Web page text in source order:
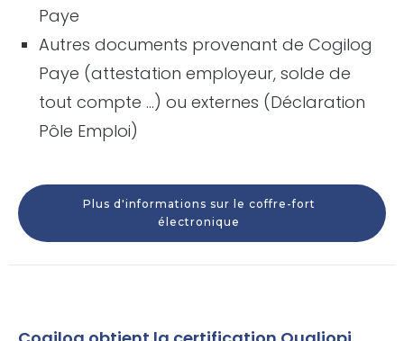
Paye
Autres documents provenant de Cogilog
Paye (attestation employeur, solde de
tout compte …) ou externes (Déclaration
Pôle Emploi)
Plus d'informations sur le coffre-fort
électronique